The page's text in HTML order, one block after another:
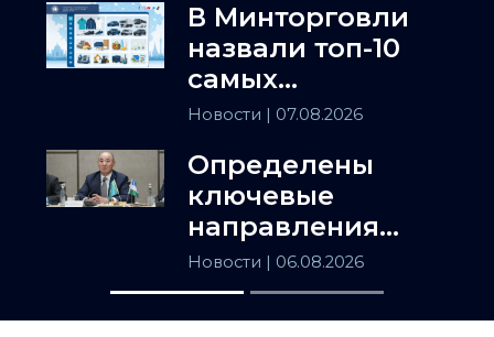
В Минторговли
назвали топ-10
самых
популярных
Казахстане
Новости | 07.08.2026
Определены
ключевые
направления
сотрудничества
Астаны и
Ташкента
Новости | 06.08.2026